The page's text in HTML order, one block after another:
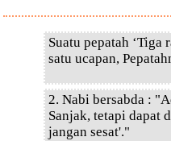
Suatu pepatah
satu ucapan,
2. Nabi bersabda :
Sanjak, tetapi dapat
jangan sesat'."